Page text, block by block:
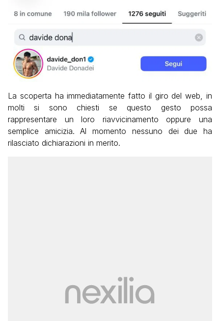
La scoperta ha immediatamente fatto il giro del web, in
molti si sono chiesti se questo gesto possa
rappresentare un loro riavvicinamento oppure una
semplice amicizia. Al momento nessuno dei due ha
rilasciato dichiarazioni in merito.